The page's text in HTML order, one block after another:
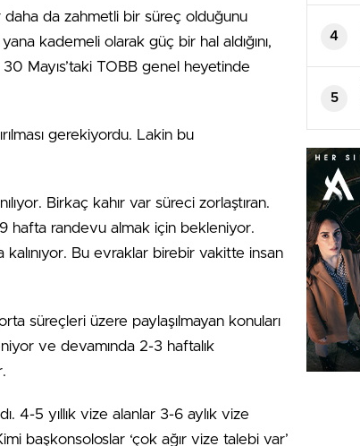
daha da zahmetli bir süreç olduğunu
kademeli olarak güç bir hal aldığını,
30 Mayıs’taki TOBB genel heyetinde
gerekiyordu. Lakin bu
Birkaç kahır var süreci zorlaştıran.
hafta randevu almak için bekleniyor.
Bu evraklar birebir vakitte insan
süreçleri üzere paylaşılmayan konuları
ve devamında 2-3 haftalık
4-5 yıllık vize alanlar 3-6 aylık vize
başkonsoloslar ‘çok ağır vize talebi var’
4
5